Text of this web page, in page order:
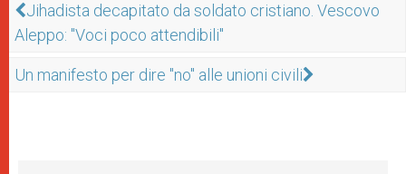
Jihadista decapitato da soldato cristiano. Vescovo
Aleppo: "Voci poco attendibili"
Un manifesto per dire "no" alle unioni civili